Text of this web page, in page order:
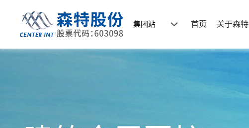
集团站 首页 关于森特